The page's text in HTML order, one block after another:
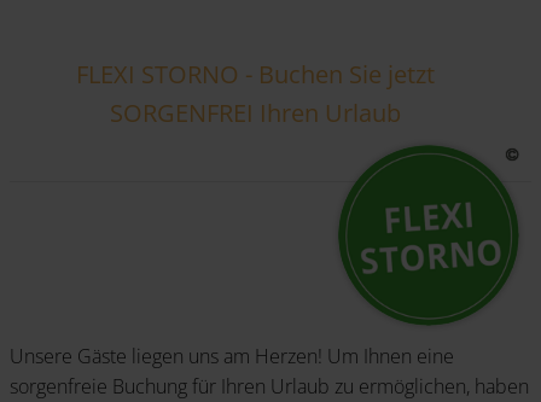
FLEXI STORNO - Buchen Sie jetzt
SORGENFREI Ihren Urlaub
Unsere Gäste liegen uns am Herzen! Um Ihnen eine
sorgenfreie Buchung für Ihren Urlaub zu ermöglichen, haben